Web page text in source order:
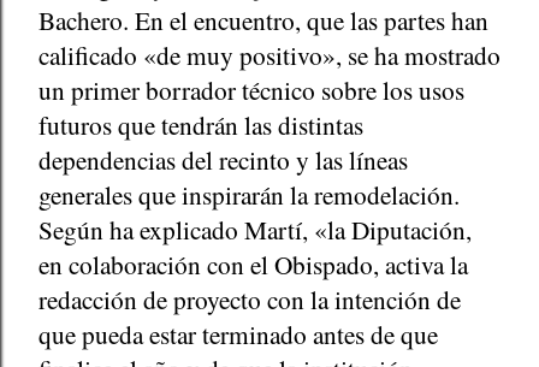
Bachero. En el encuentro, que las partes han
calificado «de muy positivo», se ha mostrado
un primer borrador técnico sobre los usos
futuros que tendrán las distintas
dependencias del recinto y las líneas
generales que inspirarán la remodelación.
Según ha explicado Martí, «la Diputación,
en colaboración con el Obispado, activa la
redacción de proyecto con la intención de
que pueda estar terminado antes de que